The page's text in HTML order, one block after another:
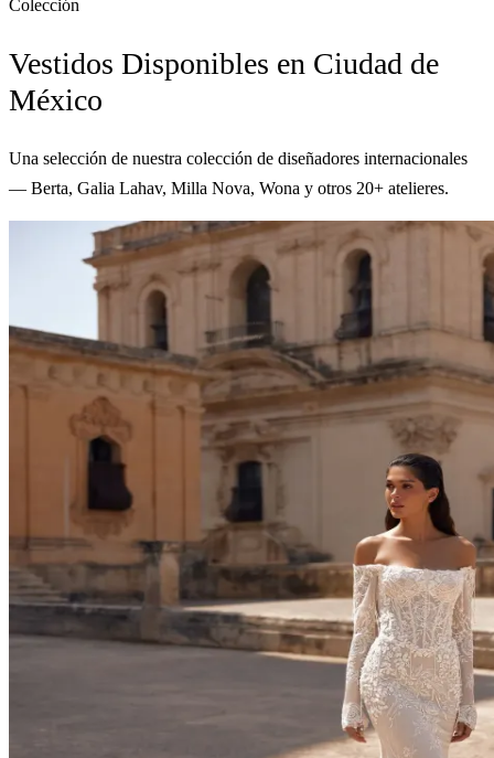
Colección
Vestidos Disponibles en Ciudad de
México
Una selección de nuestra colección de diseñadores internacionales
— Berta, Galia Lahav, Milla Nova, Wona y otros 20+ atelieres.